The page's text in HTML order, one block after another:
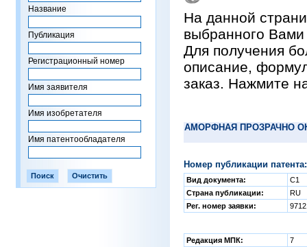
Название
Публикация
Регистрационный номер
Имя заявителя
Имя изобретателя
Имя патентообладателя
На данной
выбранного Вами
Для получения
описание,
заказ. Нажмите
АМОРФНАЯ ПРОЗРАЧНО
Номер публикации
Вид документа:
C1
Страна публикации:
RU
Рег. номер заявки:
Редакция МПК:
7